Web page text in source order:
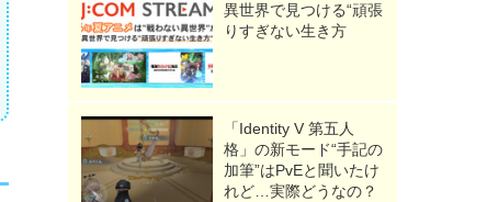
異世界で見つける“頑張
りすぎない生き方
「Identity V 第五人
格」の新モード“手記の
加筆”はPvEと聞いたけ
れど…実際どうなの？